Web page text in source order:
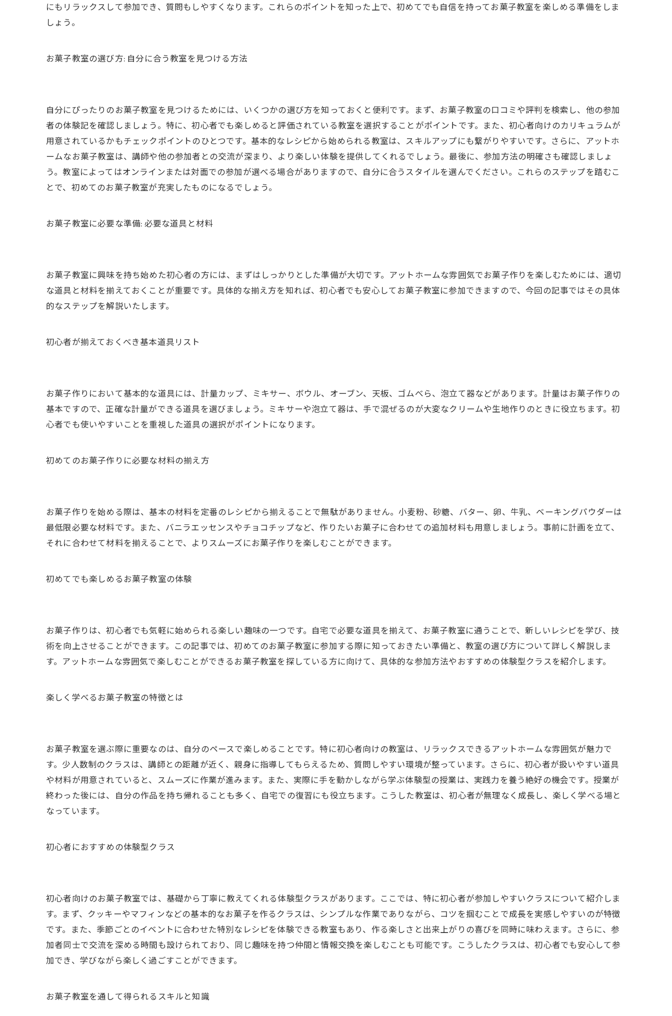
にもリラックスして参加でき、質問もしやすくなります。これらのポイントを知った上で、初めてでも自信を持ってお菓子教室を楽しめる準備をしま
しょう。
お菓子教室の選び方: 自分に合う教室を見つける方法
自分にぴったりのお菓子教室を見つけるためには、いくつかの選び方を知っておくと便利です。まず、お菓子教室の口コミや評判を検索し、他の参加
者の体験記を確認しましょう。特に、初心者でも楽しめると評価されている教室を選択することがポイントです。また、初心者向けのカリキュラムが
用意されているかもチェックポイントのひとつです。基本的なレシピから始められる教室は、スキルアップにも繋がりやすいです。さらに、アットホ
ームなお菓子教室は、講師や他の参加者との交流が深まり、より楽しい体験を提供してくれるでしょう。最後に、参加方法の明確さも確認しましょ
う。教室によってはオンラインまたは対面での参加が選べる場合がありますので、自分に合うスタイルを選んでください。これらのステップを踏むこ
とで、初めてのお菓子教室が充実したものになるでしょう。
お菓子教室に必要な準備: 必要な道具と材料
お菓子教室に興味を持ち始めた初心者の方には、まずはしっかりとした準備が大切です。アットホームな雰囲気でお菓子作りを楽しむためには、適切
な道具と材料を揃えておくことが重要です。具体的な揃え方を知れば、初心者でも安心してお菓子教室に参加できますので、今回の記事ではその具体
的なステップを解説いたします。
初心者が揃えておくべき基本道具リスト
お菓子作りにおいて基本的な道具には、計量カップ、ミキサー、ボウル、オーブン、天板、ゴムべら、泡立て器などがあります。計量はお菓子作りの
基本ですので、正確な計量ができる道具を選びましょう。ミキサーや泡立て器は、手で混ぜるのが大変なクリームや生地作りのときに役立ちます。初
心者でも使いやすいことを重視した道具の選択がポイントになります。
初めてのお菓子作りに必要な材料の揃え方
お菓子作りを始める際は、基本の材料を定番のレシピから揃えることで無駄がありません。小麦粉、砂糖、バター、卵、牛乳、ベーキングパウダーは
最低限必要な材料です。また、バニラエッセンスやチョコチップなど、作りたいお菓子に合わせての追加材料も用意しましょう。事前に計画を立て、
それに合わせて材料を揃えることで、よりスムーズにお菓子作りを楽しむことができます。
初めてでも楽しめるお菓子教室の体験
お菓子作りは、初心者でも気軽に始められる楽しい趣味の一つです。自宅で必要な道具を揃えて、お菓子教室に通うことで、新しいレシピを学び、技
術を向上させることができます。この記事では、初めてのお菓子教室に参加する際に知っておきたい準備と、教室の選び方について詳しく解説しま
す。アットホームな雰囲気で楽しむことができるお菓子教室を探している方に向けて、具体的な参加方法やおすすめの体験型クラスを紹介します。
楽しく学べるお菓子教室の特徴とは
お菓子教室を選ぶ際に重要なのは、自分のペースで楽しめることです。特に初心者向けの教室は、リラックスできるアットホームな雰囲気が魅力で
す。少人数制のクラスは、講師との距離が近く、親身に指導してもらえるため、質問しやすい環境が整っています。さらに、初心者が扱いやすい道具
や材料が用意されていると、スムーズに作業が進みます。また、実際に手を動かしながら学ぶ体験型の授業は、実践力を養う絶好の機会です。授業が
終わった後には、自分の作品を持ち帰れることも多く、自宅での復習にも役立ちます。こうした教室は、初心者が無理なく成長し、楽しく学べる場と
なっています。
初心者におすすめの体験型クラス
初心者向けのお菓子教室では、基礎から丁寧に教えてくれる体験型クラスがあります。ここでは、特に初心者が参加しやすいクラスについて紹介しま
す。まず、クッキーやマフィンなどの基本的なお菓子を作るクラスは、シンプルな作業でありながら、コツを掴むことで成長を実感しやすいのが特徴
です。また、季節ごとのイベントに合わせた特別なレシピを体験できる教室もあり、作る楽しさと出来上がりの喜びを同時に味わえます。さらに、参
加者同士で交流を深める時間も設けられており、同じ趣味を持つ仲間と情報交換を楽しむことも可能です。こうしたクラスは、初心者でも安心して参
加でき、学びながら楽しく過ごすことができます。
お菓子教室を通して得られるスキルと知識